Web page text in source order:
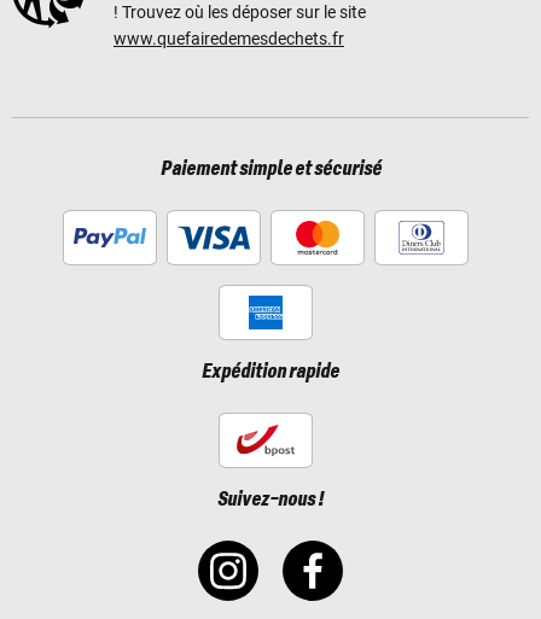
! Trouvez où les déposer sur le site
www.quefairedemesdechets.fr
Paiement simple et sécurisé
Expédition rapide
Suivez-nous !